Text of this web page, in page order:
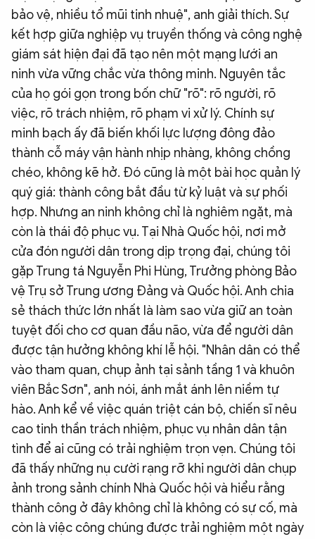
bảo vệ, nhiều tổ mũi tinh nhuệ", anh giải thích. Sự
kết hợp giữa nghiệp vụ truyền thống và công nghệ
giám sát hiện đại đã tạo nên một mạng lưới an
ninh vừa vững chắc vừa thông minh. Nguyên tắc
của họ gói gọn trong bốn chữ "rõ": rõ người, rõ
việc, rõ trách nhiệm, rõ phạm vi xử lý. Chính sự
minh bạch ấy đã biến khối lực lượng đông đảo
thành cỗ máy vận hành nhịp nhàng, không chồng
chéo, không kẽ hở. Đó cũng là một bài học quản lý
quý giá: thành công bắt đầu từ kỷ luật và sự phối
hợp. Nhưng an ninh không chỉ là nghiêm ngặt, mà
còn là thái độ phục vụ. Tại Nhà Quốc hội, nơi mở
cửa đón người dân trong dịp trọng đại, chúng tôi
gặp Trung tá Nguyễn Phi Hùng, Trưởng phòng Bảo
vệ Trụ sở Trung ương Đảng và Quốc hội. Anh chia
sẻ thách thức lớn nhất là làm sao vừa giữ an toàn
tuyệt đối cho cơ quan đầu não, vừa để người dân
được tận hưởng không khí lễ hội. "Nhân dân có thể
vào tham quan, chụp ảnh tại sảnh tầng 1 và khuôn
viên Bắc Sơn", anh nói, ánh mắt ánh lên niềm tự
hào. Anh kể về việc quán triệt cán bộ, chiến sĩ nêu
cao tinh thần trách nhiệm, phục vụ nhân dân tận
tình để ai cũng có trải nghiệm trọn vẹn. Chúng tôi
đã thấy những nụ cười rạng rỡ khi người dân chụp
ảnh trong sảnh chính Nhà Quốc hội và hiểu rằng
thành công ở đây không chỉ là không có sự cố, mà
còn là việc công chúng được trải nghiệm một ngày